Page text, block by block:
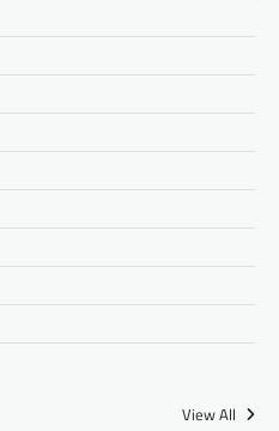
View All